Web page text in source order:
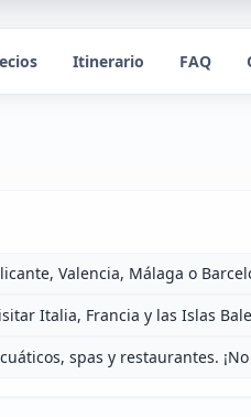
Itinerario FAQ
Valencia, Málaga o
Italia, Francia y las Islas
spas y restaurantes.